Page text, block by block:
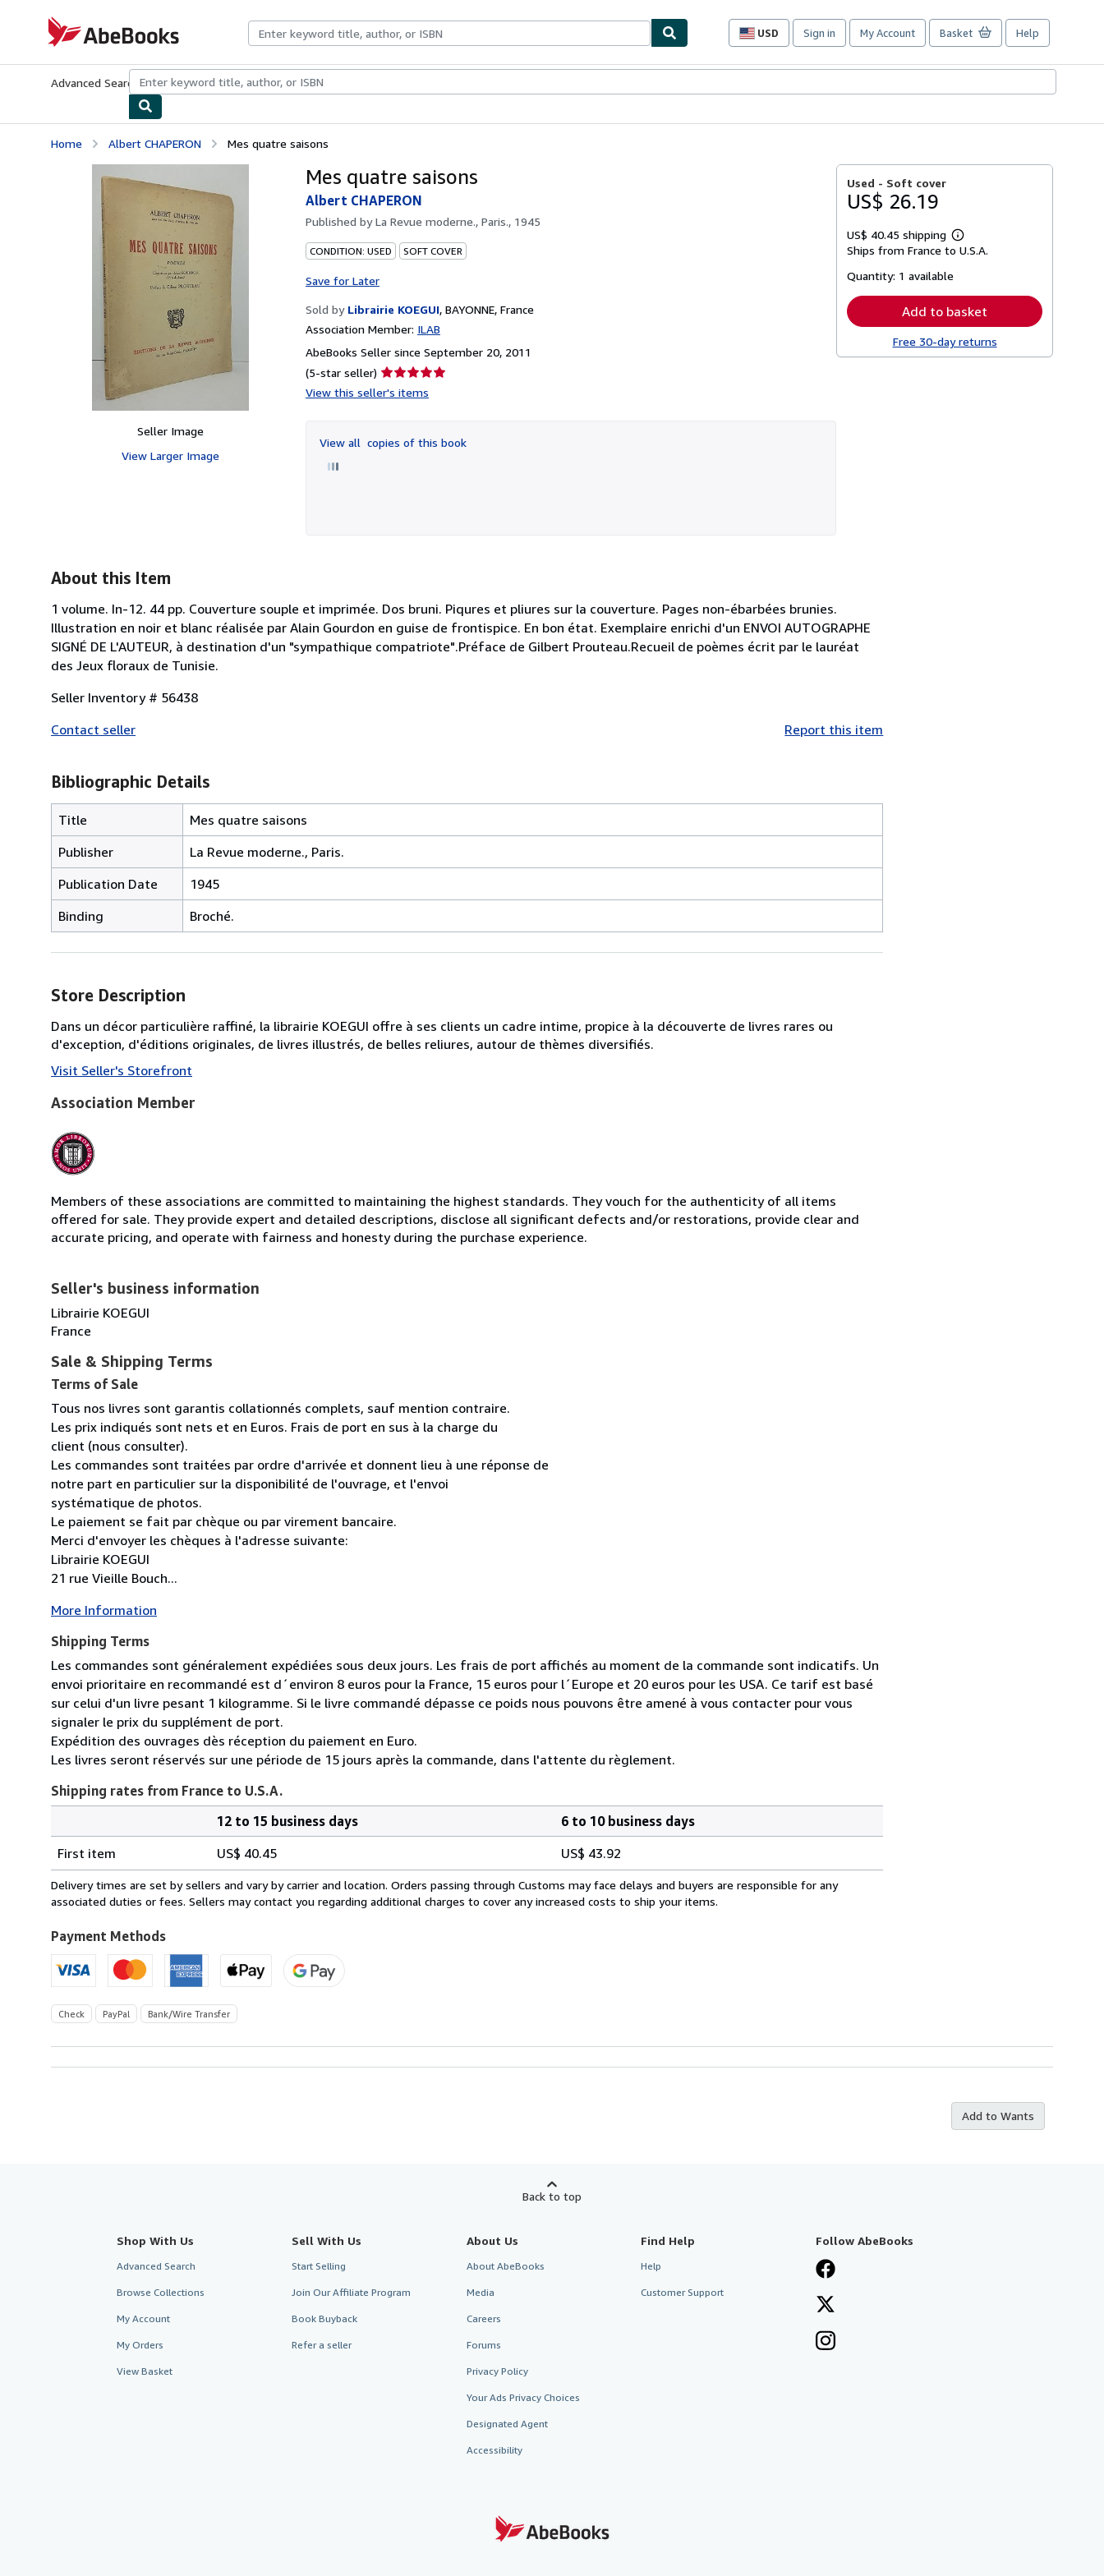
AbeBooks.com
USD
Site
preferences
Sign in My Account Basket Help
Advanced Search Browse CollectionsRare BooksArt & Collectibles
Home Albert CHAPERON Mes quatre saisons
Seller Image
View Larger Image
Mes quatre saisons
Albert CHAPERON
Published byLa Revue moderne., Paris., 1945
CONDITION: USED SOFT COVER
Save for Later
Sold by Librairie KOEGUI, BAYONNE, France
Association Member: ILAB
AbeBooks Seller since September 20, 2011
(5-star seller) Seller
rating
of
5
View this seller's items
View all copies of this book
Used - Soft cover
US$ 26.19
US$ 40.45 shipping
Learn
more
Ships from France to U.S.A.
Quantity: 1 available
Add to basket
Free 30-day returns
About this Item
1 volume. In-12. 44 pp. Couverture souple et imprimée. Dos bruni. Piqures et pliures sur la couverture. Pages non-ébarbées brunies.
Illustration en noir et blanc réalisée par Alain Gourdon en guise de frontispice. En bon état. Exemplaire enrichi d'un ENVOI AUTOGRAPHE
SIGNÉ DE L'AUTEUR, à destination d'un "sympathique compatriote".Préface de Gilbert Prouteau.Recueil de poèmes écrit par le lauréat
des Jeux floraux de Tunisie.
Seller Inventory # 56438
Contact seller
Report this item
Bibliographic Details
Title
Mes quatre saisons
Publisher
La Revue moderne., Paris.
Publication Date
1945
Binding
Broché.
Store Description
Dans un décor particulière raffiné, la librairie KOEGUI offre à ses clients un cadre intime, propice à la découverte de livres rares ou
d'exception, d'éditions originales, de livres illustrés, de belles reliures, autour de thèmes diversifiés.
Visit Seller's Storefront
Association Member
Members of these associations are committed to maintaining the highest standards. They vouch for the authenticity of all items
offered for sale. They provide expert and detailed descriptions, disclose all significant defects and/or restorations, provide clear and
accurate pricing, and operate with fairness and honesty during the purchase experience.
Seller's business information
Librairie KOEGUI
France
Sale & Shipping Terms
Terms of Sale
Tous nos livres sont garantis collationnés complets, sauf mention contraire.
Les prix indiqués sont nets et en Euros. Frais de port en sus à la charge du
client (nous consulter).
Les commandes sont traitées par ordre d'arrivée et donnent lieu à une réponse de
notre part en particulier sur la disponibilité de l'ouvrage, et l'envoi
systématique de photos.
Le paiement se fait par chèque ou par virement bancaire.
Merci d'envoyer les chèques à l'adresse suivante:
Librairie KOEGUI
21 rue Vieille Bouch...
More Information
Shipping Terms
Les commandes sont généralement expédiées sous deux jours. Les frais de port affichés au moment de la commande sont indicatifs. Un
envoi prioritaire en recommandé est d´environ 8 euros pour la France, 15 euros pour l´Europe et 20 euros pour les USA. Ce tarif est basé
sur celui d'un livre pesant 1 kilogramme. Si le livre commandé dépasse ce poids nous pouvons être amené à vous contacter pour vous
signaler le prix du supplément de port.
Expédition des ouvrages dès réception du paiement en Euro.
Les livres seront réservés sur une période de 15 jours après la commande, dans l'attente du règlement.
Shipping rates from France to U.S.A.
rates
from
France
U.S.A.
12 to 15 business days
6 to 10 business days
First item
US$ 40.45 US$ 43.92
Delivery times are set by sellers and vary by carrier and location. Orders passing through Customs may face delays and buyers are responsible for any
associated duties or fees. Sellers may contact you regarding additional charges to cover any increased costs to ship your items.
Payment Methods
Check PayPal Bank/Wire Transfer
Add to Wants
Back to top
Shop With Us
Advanced Search
Browse Collections
My Account
My Orders
View Basket
Sell With Us
Start Selling
Join Our Affiliate Program
Book Buyback
Refer a seller
About Us
About AbeBooks
Media
Careers
Forums
Privacy Policy
Your Ads Privacy Choices
Designated Agent
Accessibility
Find Help
Help
Customer Support
Follow AbeBooks